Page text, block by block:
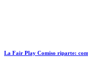
La Fair Play Comiso riparte: